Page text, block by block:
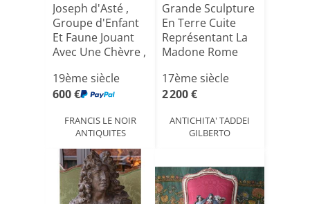
Joseph d'Asté ,
Groupe d'Enfant
Et Faune Jouant
Avec Une Chèvre ,
19ème siècle
600 €
FRANCIS LE NOIR
ANTIQUITES
Grande Sculpture
En Terre Cuite
Représentant La
Madone Rome
17ème siècle
2 200 €
ANTICHITA' TADDEI
GILBERTO